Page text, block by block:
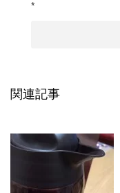
*
関連記事